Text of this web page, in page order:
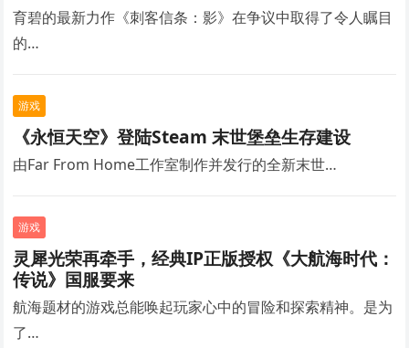
育碧的最新力作《刺客信条：影》在争议中取得了令人瞩目
的…
游戏
《永恒天空》登陆Steam 末世堡垒生存建设
由Far From Home工作室制作并发行的全新末世…
游戏
灵犀光荣再牵手，经典IP正版授权《大航海时代：
传说》国服要来
航海题材的游戏总能唤起玩家心中的冒险和探索精神。是为
了…